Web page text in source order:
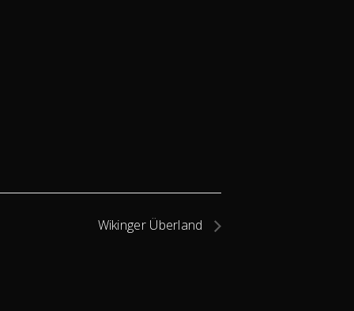
Wikinger Überland